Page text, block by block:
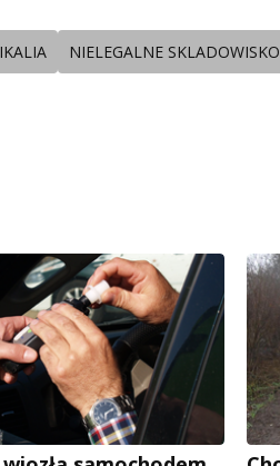
NIELEGALNE SKLADOWISKO